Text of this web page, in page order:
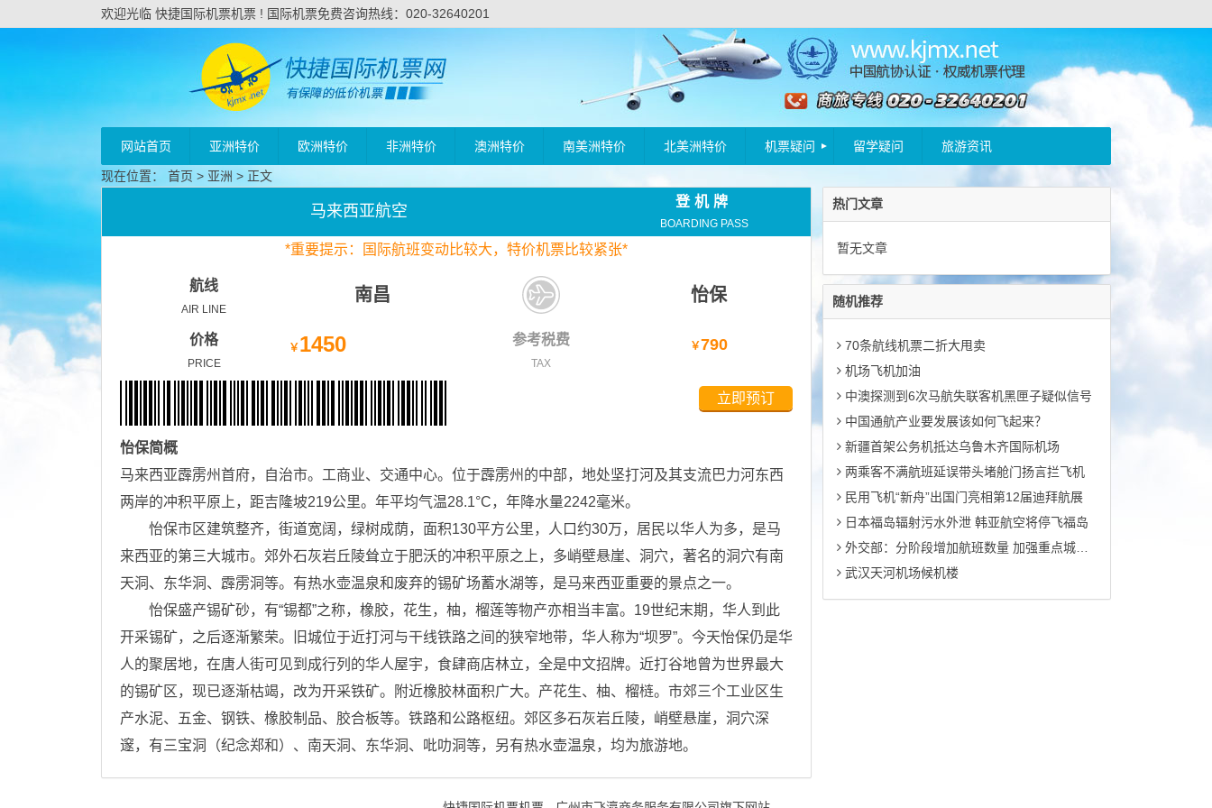
欢迎光临 快捷国际机票机票 ! 国际机票免费咨询热线：020-32640201
网站首页 亚洲特价 欧洲特价 非洲特价 澳洲特价 南美洲特价 北美洲特价 机票疑问 留学疑问 旅游资讯
现在位置： 首页 > 亚洲 > 正文
马来西亚航空
登机牌
BOARDING PASS
*重要提示：国际航班变动比较大，特价机票比较紧张*
航线
AIR LINE
南昌 怡保
价格
PRICE
￥ 1450 参考税费
TAX
￥790
立即预订
怡保简概
马来西亚霹雳州首府，自治市。工商业、交通中心。位于霹雳州的中部，地处坚打河及其支流巴力河东西
两岸的冲积平原上，距吉隆坡219公里。年平均气温28.1°C，年降水量2242毫米。
怡保市区建筑整齐，街道宽阔，绿树成荫，面积130平方公里，人口约30万，居民以华人为多，是马
来西亚的第三大城市。郊外石灰岩丘陵耸立于肥沃的冲积平原之上，多峭壁悬崖、洞穴，著名的洞穴有南
天洞、东华洞、霹雳洞等。有热水壶温泉和废弃的锡矿场蓄水湖等，是马来西亚重要的景点之一。
怡保盛产锡矿砂，有“锡都”之称，橡胶，花生，柚，榴莲等物产亦相当丰富。19世纪末期，华人到此
开采锡矿，之后逐渐繁荣。旧城位于近打河与干线铁路之间的狭窄地带，华人称为“坝罗”。今天怡保仍是华
人的聚居地，在唐人街可见到成行列的华人屋宇，食肆商店林立，全是中文招牌。近打谷地曾为世界最大
的锡矿区，现已逐渐枯竭，改为开采铁矿。附近橡胶林面积广大。产花生、柚、榴梿。市郊三个工业区生
产水泥、五金、钢铁、橡胶制品、胶合板等。铁路和公路枢纽。郊区多石灰岩丘陵，峭壁悬崖，洞穴深
邃，有三宝洞（纪念郑和）、南天洞、东华洞、吡叻洞等，另有热水壶温泉，均为旅游地。
热门文章
暂无文章
随机推荐
70条航线机票二折大甩卖
机场飞机加油
中澳探测到6次马航失联客机黑匣子疑似信号
中国通航产业要发展该如何飞起来？
新疆首架公务机抵达乌鲁木齐国际机场
两乘客不满航班延误带头堵舱门扬言拦飞机
民用飞机“新舟”出国门亮相第12届迪拜航展
日本福岛辐射污水外泄 韩亚航空将停飞福岛
外交部：分阶段增加航班数量 加强重点城市航班接收能力建设
武汉天河机场候机楼